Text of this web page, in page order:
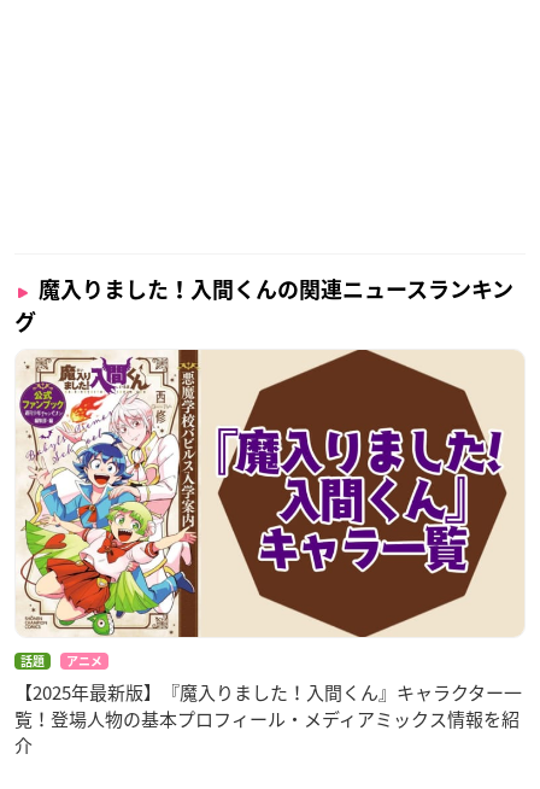
魔入りました！入間くんの関連ニュースランキン
グ
話題 アニメ
【2025年最新版】『魔入りました！入間くん』キャラクター一
覧！登場人物の基本プロフィール・メディアミックス情報を紹
介